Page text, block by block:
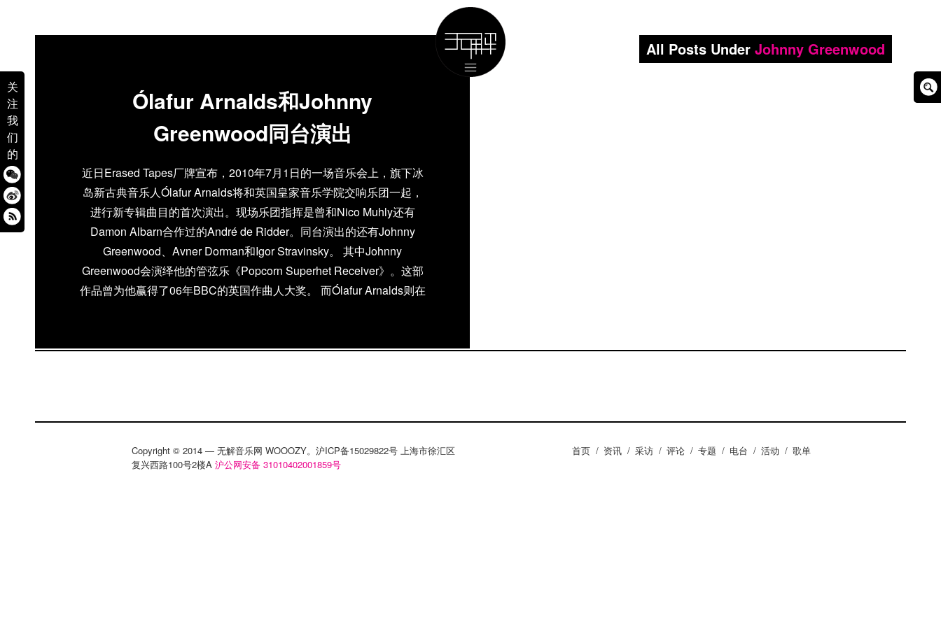
关
注
我
们
的
All Posts Under Johnny Greenwood
Ólafur Arnalds和Johnny
Greenwood同台演出
近日Erased Tapes厂牌宣布，2010年7月1日的一场音乐会上，旗下冰
岛新古典音乐人Ólafur Arnalds将和英国皇家音乐学院交响乐团一起，
进行新专辑曲目的首次演出。现场乐团指挥是曾和Nico Muhly还有
Damon Albarn合作过的André de Ridder。同台演出的还有Johnny
Greenwood、Avner Dorman和Igor Stravinsky。 其中Johnny
Greenwood会演绎他的管弦乐《Popcorn Superhet Receiver》。这部
作品曾为他赢得了06年BBC的英国作曲人大奖。 而Ólafur Arnalds则在
底开始他的sonicbids巡演。其中会来到上海、武汉、杭州、北京等内
Copyright © 2014 — 无解音乐网 WOOOZY。沪ICP备15029822号 上海市徐汇区
复兴西路100号2楼A 沪公网安备 31010402001859号
首页 / 资讯 / 采访 / 评论 / 专题 / 电台 / 活动 / 歌单